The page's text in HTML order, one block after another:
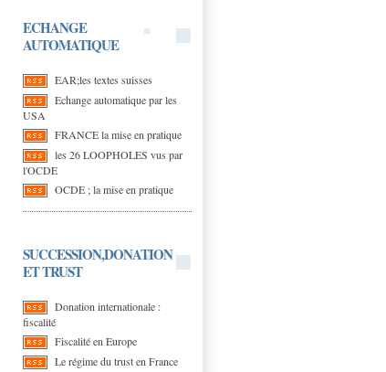
ECHANGE
AUTOMATIQUE
EAR;les textes suisses
Echange automatique par les
USA
FRANCE la mise en pratique
les 26 LOOPHOLES vus par
l'OCDE
OCDE ; la mise en pratique
SUCCESSION,DONATION
ET TRUST
Donation internationale :
fiscalité
Fiscalité en Europe
Le régime du trust en France